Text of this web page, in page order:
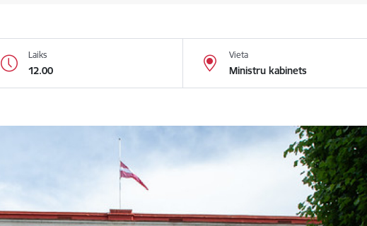
Laiks
12.00
Vieta
Ministru kabinets